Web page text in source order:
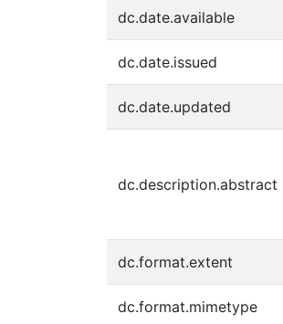
dc.date.available
dc.date.issued
dc.date.updated
dc.description.abstract
dc.format.extent
dc.format.mimetype